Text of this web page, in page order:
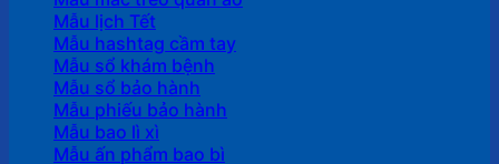
Mẫu lịch Tết
Mẫu hashtag cầm tay
Mẫu sổ khám bệnh
Mẫu sổ bảo hành
Mẫu phiếu bảo hành
Mẫu bao lì xì
Mẫu ấn phẩm bao bì